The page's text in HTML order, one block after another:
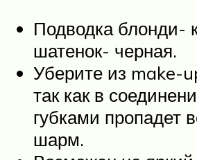
Подводка блонди-
шатенок- черная.
Уберите из make-
так как в
губками пропадет
шарм.